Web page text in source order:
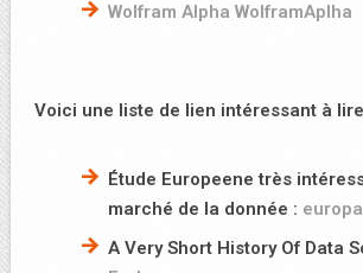
Wolfram Alpha WolframAplha
Voici une liste de lien intéressant à
Étude Europeene très
marché de la donnée :
A Very Short History Of Data